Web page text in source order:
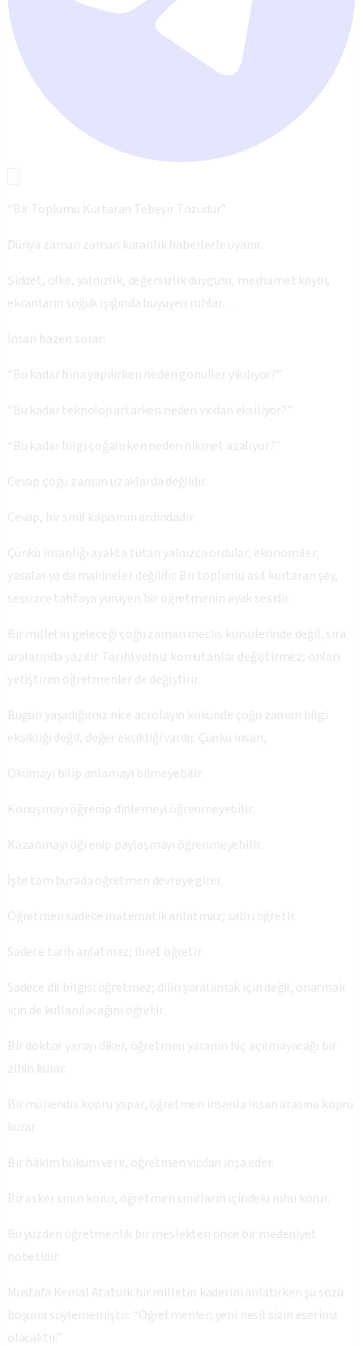
“Bir Toplumu Kurtaran Tebeşir Tozudur”
Dünya zaman zaman karanlık haberlerle uyanır.
Şiddet, öfke, yalnızlık, değersizlik duygusu, merhamet kaybı,
ekranların soğuk ışığında büyüyen ruhlar…
İnsan bazen sorar:
“Bu kadar bina yapılırken neden gönüller yıkılıyor?”
“Bu kadar teknoloji artarken neden vicdan eksiliyor?”
“Bu kadar bilgi çoğalırken neden hikmet azalıyor?”
Cevap çoğu zaman uzaklarda değildir.
Cevap, bir sınıf kapısının ardındadır.
Çünkü insanlığı ayakta tutan yalnızca ordular, ekonomiler,
yasalar ya da makineler değildir. Bir toplumu asıl kurtaran şey,
sessizce tahtaya yürüyen bir öğretmenin ayak sesidir.
Bir milletin geleceği çoğu zaman meclis kürsülerinde değil, sıra
aralarında yazılır. Tarihi yalnız komutanlar değiştirmez; onları
yetiştiren öğretmenler de değiştirir.
Bugün yaşadığımız nice acı olayın kökünde çoğu zaman bilgi
eksikliği değil, değer eksikliği vardır. Çünkü insan,
Okumayı bilip anlamayı bilmeyebilir.
Konuşmayı öğrenip dinlemeyi öğrenmeyebilir.
Kazanmayı öğrenip paylaşmayı öğrenmeyebilir.
İşte tam burada öğretmen devreye girer.
Öğretmen sadece matematik anlatmaz; sabrı öğretir.
Sadece tarih anlatmaz; ibret öğretir.
Sadece dil bilgisi öğretmez; dilin yaralamak için değil, onarmak
için de kullanılacağını öğretir.
Bir doktor yarayı diker, öğretmen yaranın hiç açılmayacağı bir
zihin kurar.
Bir mühendis köprü yapar, öğretmen insanla insan arasına köprü
kurar.
Bir hâkim hüküm verir, öğretmen vicdan inşa eder.
Bir asker sınırı korur, öğretmen sınırların içindeki ruhu korur.
Bu yüzden öğretmenlik bir meslekten önce bir medeniyet
nöbetidir.
Mustafa Kemal Atatürk bir milletin kaderini anlatırken şu sözü
boşuna söylememiştir: “Öğretmenler; yeni nesil sizin eseriniz
olacaktır.”